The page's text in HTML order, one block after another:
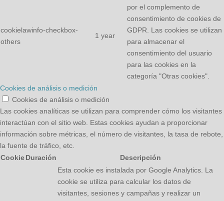
cookielawinfo-checkbox-
others
1 year
por el complemento de
consentimiento de cookies de
GDPR. Las cookies se utilizan
para almacenar el
consentimiento del usuario
para las cookies en la
categoría "Otras cookies".
Cookies de análisis o medición
Cookies de análisis o medición
Las cookies analíticas se utilizan para comprender cómo los visitantes
interactúan con el sitio web. Estas cookies ayudan a proporcionar
información sobre métricas, el número de visitantes, la tasa de rebote,
la fuente de tráfico, etc.
CookieDuración
Descripción
Esta cookie es instalada por Google Analytics. La
cookie se utiliza para calcular los datos de
visitantes, sesiones y campañas y realizar un